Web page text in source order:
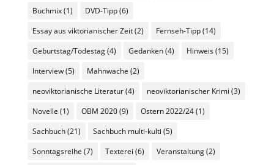
Buchmix(1) DVD-Tipp(6)
Essay aus viktorianischer Zeit(2) Fernseh-Tipp(14)
Geburtstag/Todestag(4) Gedanken(4) Hinweis(15)
Interview(5) Mahnwache (2)
neoviktorianische Literatur(4) neoviktorianischer Krimi (3)
Novelle (1) OBM 2020(9) Ostern 2022/24(1)
Sachbuch(21) Sachbuch multi-kulti (5)
Sonntagsreihe (7) Texterei (6) Veranstaltung(2)